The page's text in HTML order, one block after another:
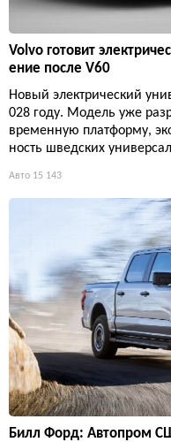
Volvo готовит
ение после V60
Новый электрический
028 году. Модель уже
временную платформу,
ность шведских
Авто 15 143
Билл Форд: Автопром